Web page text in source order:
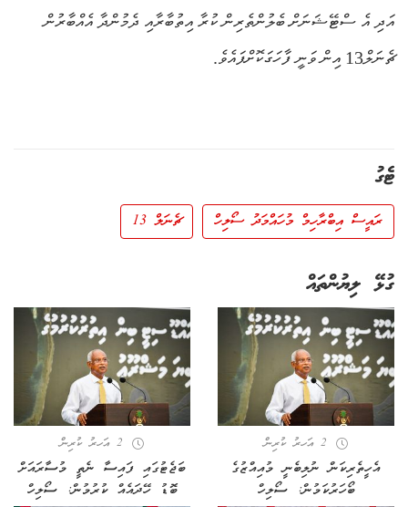
އަދި އެ ސްޓޭޝަނަށް ބެލުންތެރިން ކުރާ އިތުބާރާއި ދެމުންދާ އެއްބާރުން
ޗެނަލް13 އިން ވަނީ ފާހަގަކޮށްފައެވެ.
ޓެގު
ރައީސް އިބްރާހިމް މުހައްމަދު ސޯލިހް ޗެނަލް 13
ގުޅޭ ލިޔުންތައް
2 އަހރު ކުރިން
އެހީތެރިކަން ނުލިބެނީ މުއިއްޒުގެ
ބޯހަރުކަމުން: ސޯލިހް
2 އަހރު ކުރިން
ބަޖެޓުގައި ފައިސާ ނެތީ މުސާރައަށް
ބޮޑު ހޭދައެއް ކުރުމުން: ސޯލިހް